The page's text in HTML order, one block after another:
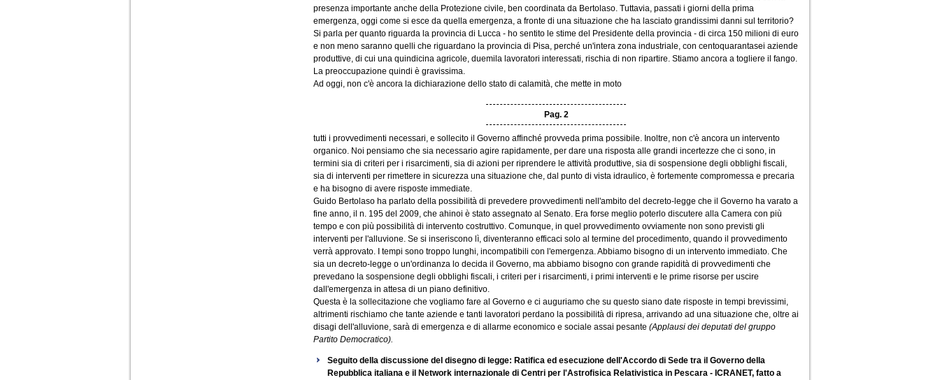
presenza importante anche della Protezione civile, ben coordinata da Bertolaso. Tuttavia, passati i giorni della prima
emergenza, oggi come si esce da quella emergenza, a fronte di una situazione che ha lasciato grandissimi danni sul territorio?
Si parla per quanto riguarda la provincia di Lucca - ho sentito le stime del Presidente della provincia - di circa 150 milioni di euro
e non meno saranno quelli che riguardano la provincia di Pisa, perché un'intera zona industriale, con centoquarantasei aziende
produttive, di cui una quindicina agricole, duemila lavoratori interessati, rischia di non ripartire. Stiamo ancora a togliere il fango.
La preoccupazione quindi è gravissima.
Ad oggi, non c'è ancora la dichiarazione dello stato di calamità, che mette in moto
Pag. 2
tutti i provvedimenti necessari, e sollecito il Governo affinché provveda prima possibile. Inoltre, non c'è ancora un intervento
organico. Noi pensiamo che sia necessario agire rapidamente, per dare una risposta alle grandi incertezze che ci sono, in
termini sia di criteri per i risarcimenti, sia di azioni per riprendere le attività produttive, sia di sospensione degli obblighi fiscali,
sia di interventi per rimettere in sicurezza una situazione che, dal punto di vista idraulico, è fortemente compromessa e precaria
e ha bisogno di avere risposte immediate.
Guido Bertolaso ha parlato della possibilità di prevedere provvedimenti nell'ambito del decreto-legge che il Governo ha varato a
fine anno, il n. 195 del 2009, che ahinoi è stato assegnato al Senato. Era forse meglio poterlo discutere alla Camera con più
tempo e con più possibilità di intervento costruttivo. Comunque, in quel provvedimento ovviamente non sono previsti gli
interventi per l'alluvione. Se si inseriscono lì, diventeranno efficaci solo al termine del procedimento, quando il provvedimento
verrà approvato. I tempi sono troppo lunghi, incompatibili con l'emergenza. Abbiamo bisogno di un intervento immediato. Che
sia un decreto-legge o un'ordinanza lo decida il Governo, ma abbiamo bisogno con grande rapidità di provvedimenti che
prevedano la sospensione degli obblighi fiscali, i criteri per i risarcimenti, i primi interventi e le prime risorse per uscire
dall'emergenza in attesa di un piano definitivo.
Questa è la sollecitazione che vogliamo fare al Governo e ci auguriamo che su questo siano date risposte in tempi brevissimi,
altrimenti rischiamo che tante aziende e tanti lavoratori perdano la possibilità di ripresa, arrivando ad una situazione che, oltre ai
disagi dell'alluvione, sarà di emergenza e di allarme economico e sociale assai pesante (Applausi dei deputati del gruppo
Partito Democratico).
Seguito della discussione del disegno di legge: Ratifica ed esecuzione dell'Accordo di Sede tra il Governo della
Repubblica italiana e il Network internazionale di Centri per l'Astrofisica Relativistica in Pescara - ICRANET, fatto a